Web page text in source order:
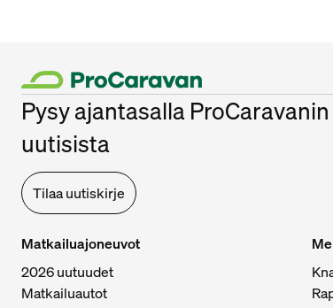
Pysy ajantasalla ProCaravanin
uutisista
Tilaa uutiskirje
Matkailuajoneuvot
2026 uutuudet
Matkailuautot